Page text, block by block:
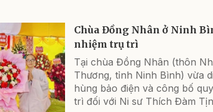
Chùa Đồng Nhân ở Ninh
nhiệm trụ trì
Tại chùa Đồng Nhân (thôn
Thương, tỉnh Ninh Bình) vừa
hùng bảo điện và công bố
trì đối với Ni sư Thích Đàm